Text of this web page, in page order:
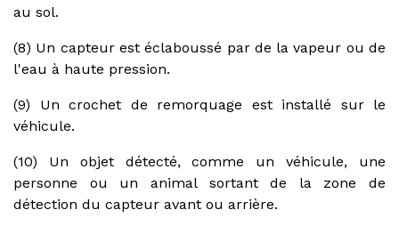
au sol.
(8) Un capteur est éclaboussé par de la vapeur ou de
l'eau à haute pression.
(9) Un crochet de remorquage est installé sur le
véhicule.
(10) Un objet détecté, comme un véhicule, une
personne ou un animal sortant de la zone de
détection du capteur avant ou arrière.